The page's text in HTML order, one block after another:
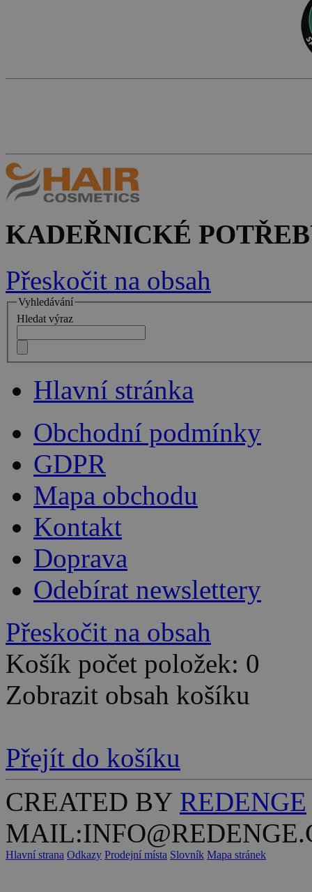
KADEŘNICKÉ
Přeskočit na obsah
Vyhledávání
Hledat výraz
Hlavní stránka
Obchodní podmínky
GDPR
Mapa obchodu
Kontakt
Doprava
Odebírat newslettery
Přeskočit na obsah
Košík počet položek: 0
Zobrazit obsah košíku
Přejít do košíku
CREATED BY REDENGE
Hlavní strana Odkazy Prodejní místa Slovník Mapa stránek